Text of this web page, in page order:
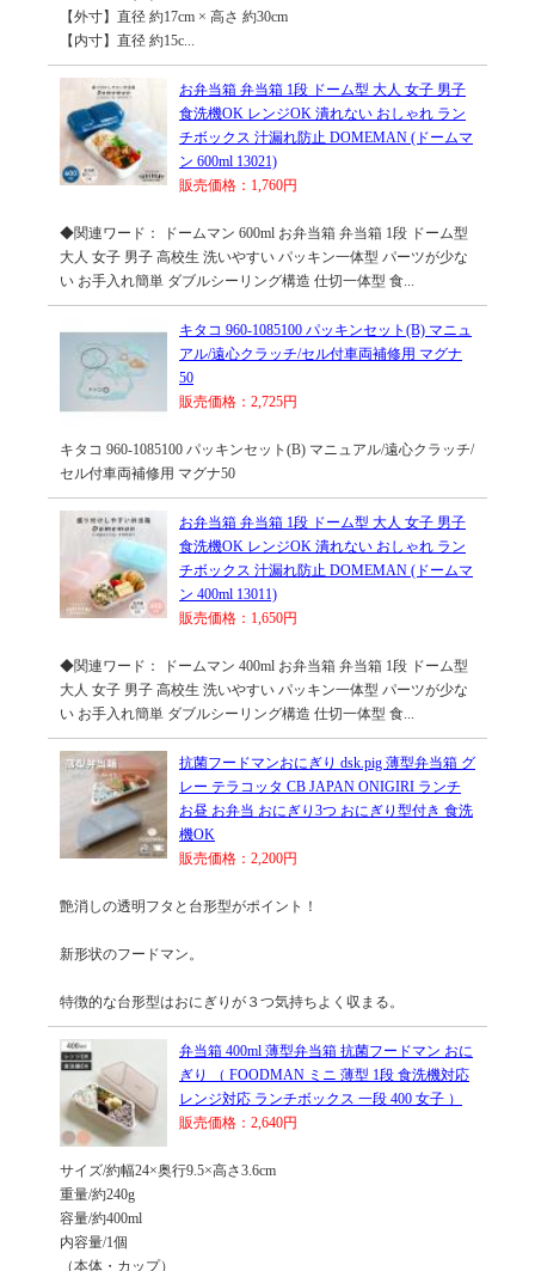
【外寸】直径 約17cm × 高さ 約30cm
【内寸】直径 約15c...
お弁当箱 弁当箱 1段 ドーム型 大人 女子 男子
食洗機OK レンジOK 潰れない おしゃれ ラン
チボックス 汁漏れ防止 DOMEMAN (ドームマ
ン 600ml 13021)
販売価格：1,760円
◆関連ワード： ドームマン 600ml お弁当箱 弁当箱 1段 ドーム型
大人 女子 男子 高校生 洗いやすい パッキン一体型 パーツが少な
い お手入れ簡単 ダブルシーリング構造 仕切一体型 食...
キタコ 960-1085100 パッキンセット(B) マニュ
アル/遠心クラッチ/セル付車両補修用 マグナ
50
販売価格：2,725円
キタコ 960-1085100 パッキンセット(B) マニュアル/遠心クラッチ/
セル付車両補修用 マグナ50
お弁当箱 弁当箱 1段 ドーム型 大人 女子 男子
食洗機OK レンジOK 潰れない おしゃれ ラン
チボックス 汁漏れ防止 DOMEMAN (ドームマ
ン 400ml 13011)
販売価格：1,650円
◆関連ワード： ドームマン 400ml お弁当箱 弁当箱 1段 ドーム型
大人 女子 男子 高校生 洗いやすい パッキン一体型 パーツが少な
い お手入れ簡単 ダブルシーリング構造 仕切一体型 食...
抗菌フードマンおにぎり dsk.pig 薄型弁当箱 グ
レー テラコッタ CB JAPAN ONIGIRI ランチ
お昼 お弁当 おにぎり3つ おにぎり型付き 食洗
機OK
販売価格：2,200円
艶消しの透明フタと台形型がポイント！
新形状のフードマン。
特徴的な台形型はおにぎりが３つ気持ちよく収まる。
弁当箱 400ml 薄型弁当箱 抗菌フードマン おに
ぎり （ FOODMAN ミニ 薄型 1段 食洗機対応
レンジ対応 ランチボックス 一段 400 女子 ）
販売価格：2,640円
サイズ/約幅24×奥行9.5×高さ3.6cm
重量/約240g
容量/約400ml
内容量/1個
（本体・カップ）